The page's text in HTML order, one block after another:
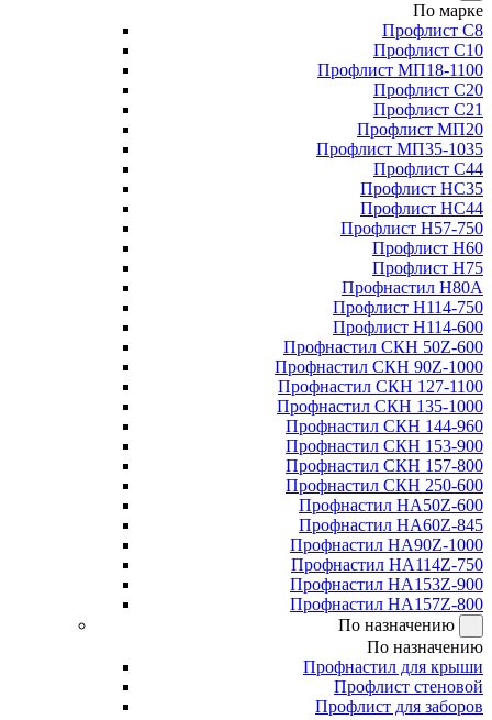
По марке
Профлист С8
Профлист С10
Профлист МП18-1100
Профлист С20
Профлист С21
Профлист МП20
Профлист МП35-1035
Профлист С44
Профлист НС35
Профлист НС44
Профлист Н57-750
Профлист Н60
Профлист Н75
Профнастил Н80А
Профлист Н114-750
Профлист Н114-600
Профнастил СКН 50Z-600
Профнастил СКН 90Z-1000
Профнастил СКН 127-1100
Профнастил СКН 135-1000
Профнастил СКН 144-960
Профнастил СКН 153-900
Профнастил СКН 157-800
Профнастил СКН 250-600
Профнастил НА50Z-600
Профнастил НА60Z-845
Профнастил НА90Z-1000
Профнастил НА114Z-750
Профнастил НА153Z-900
Профнастил НА157Z-800
По назначению
По назначению
Профнастил для крыши
Профлист стеновой
Профлист для заборов